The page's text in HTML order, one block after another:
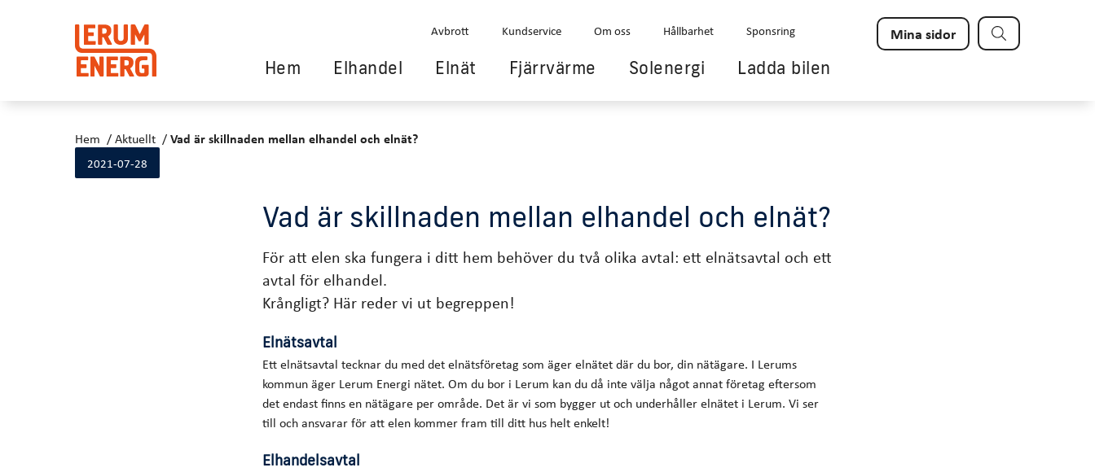
Sök
Avbrott Kundservice Om oss Hållbarhet Sponsring Mina sidor
Hem Elhandel Elnät Fjärrvärme Solenergi Ladda bilen
Hem Aktuellt Vad är skillnaden mellan elhandel och elnät?
2021-07-28
Vad är skillnaden mellan elhandel och elnät?
För att elen ska fungera i ditt hem behöver du två olika avtal: ett elnätsavtal och ett
avtal för elhandel.
Krångligt? Här reder vi ut begreppen!
Elnätsavtal
Ett elnätsavtal tecknar du med det elnätsföretag som äger elnätet där du bor, din nätägare. I Lerums
kommun äger Lerum Energi nätet. Om du bor i Lerum kan du då inte välja något annat företag eftersom
det endast finns en nätägare per område. Det är vi som bygger ut och underhåller elnätet i Lerum. Vi ser
till och ansvarar för att elen kommer fram till ditt hus helt enkelt!
Elhandelsavtal